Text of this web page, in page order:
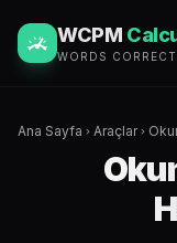
WCPM
WORDS
Ana Sayfa chevron_right Araçlarchevron_right